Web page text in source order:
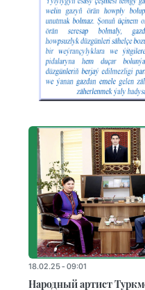
18.02.25 - 09:01
Народный артист